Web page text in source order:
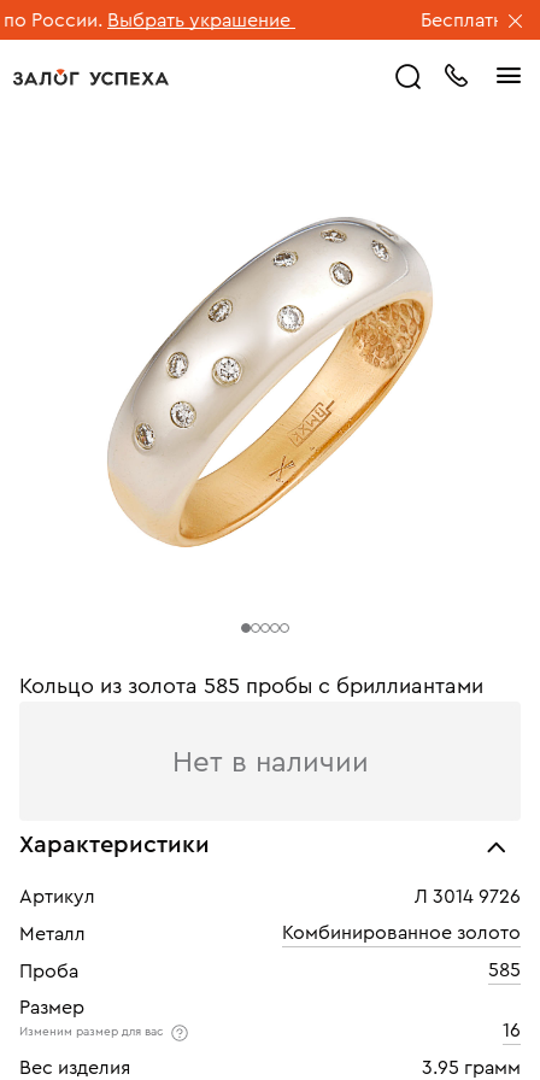
России. Выбрать украшение Бесплатная
Кольцо из золота 585 пробы с бриллиантами
Нет в наличии
Характеристики
Артикул
Л 3014 9726
Металл
Комбинированное золото
Проба
585
Размер
Изменим размер для вас
16
Вес изделия
3.95 грамм